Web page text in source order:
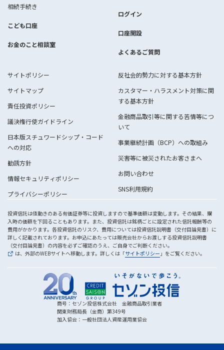
相続手続き
こども口座
お金のこと相談室
ログイン
口座開設
よくあるご質問
サイトポリシー
サイトマップ
責任投資ポリシー
議決権行使ガイドライン
日本版スチュワードシップ・コード
への対応
勧誘方針
情報セキュリティポリシー
プライバシーポリシー
反社会的勢力に対する基本方針
カスタマー・ハラスメント対策に関
する基本方針
金融商品取引等に関する苦情等につ
いて
事業継続計画（BCP）への取組み
災害等に被災されたお客さまへ
お問い合わせ
SNS利用規約
投資信託は値動きのある有価証券等に投資しますので基準価額は変動します。その結果、購
入時の価額を下回ることもあります。また、投資信託は銘柄ごとに設定された信託報酬等の
費用がかかります。各投資信託のリスク、費用については投資信託説明書（交付目論見書）に
詳しく記載されております。お申込にあたっては販売会社からお渡しする投資信託説明書
（交付目論見書）の内容を必ずご確認のうえ、ご自身でご判断ください。
は、外部のWEBサイトへ移動します。詳しくは「サイトポリシー 」をご覧ください。
商号：セゾン投信株式会社 金融商品取引業者
関東財務局長（金商）第349号
加入協会：一般社団法人資産運用業協会